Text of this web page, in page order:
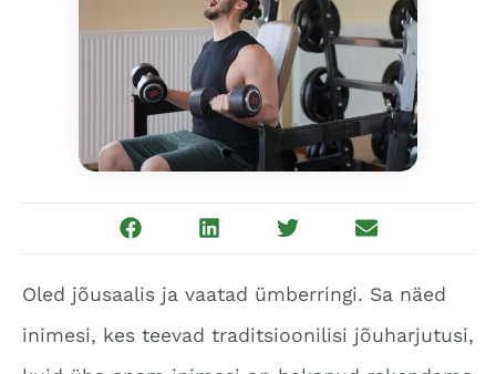
Oled jõusaalis ja vaatad ümberringi. Sa näed
inimesi, kes teevad traditsioonilisi jõuharjutusi,